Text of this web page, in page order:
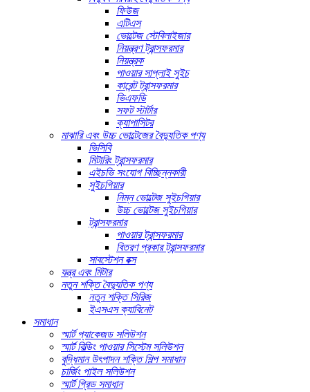
ফিউজ
এটিএস
ভোল্টেজ স্টেবিলাইজার
নিয়ন্ত্রণ ট্রান্সফরমার
নিয়ন্ত্রক
পাওয়ার সাপ্লাই সুইচ
কারেন্ট ট্রান্সফরমার
ভিএফডি
সফট স্টার্টার
ক্যাপাসিটর
মাঝারি এবং উচ্চ ভোল্টেজের বৈদ্যুতিক পণ্য
ভিসিবি
মিটারিং ট্রান্সফরমার
এইচভি সংযোগ বিচ্ছিন্নকারী
সুইচগিয়ার
নিম্ন ভোল্টেজ সুইচগিয়ার
উচ্চ ভোল্টেজ সুইচগিয়ার
ট্রান্সফরমার
পাওয়ার ট্রান্সফরমার
বিতরণ প্রকার ট্রান্সফরমার
সাবস্টেশন বক্স
যন্ত্র এবং মিটার
নতুন শক্তি বৈদ্যুতিক পণ্য
নতুন শক্তি সিরিজ
ইএসএস ক্যাবিনেট
সমাধান
স্মার্ট প্যাকেজড সলিউশন
স্মার্ট বিল্ডিং পাওয়ার সিস্টেম সলিউশন
বুদ্ধিমান উৎপাদন শক্তি শিল্প সমাধান
চার্জিং পাইল সলিউশন
স্মার্ট গ্রিড সমাধান